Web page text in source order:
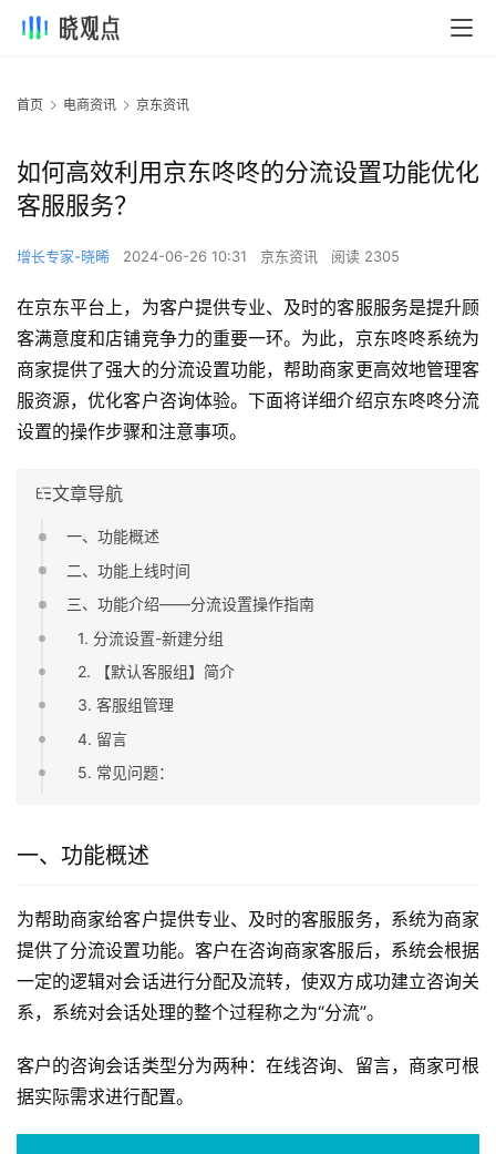
首页 电商资讯 京东资讯
如何高效利用京东咚咚的分流设置功能优化
客服服务？
增长专家-晓晞 2024-06-26 10:31 京东资讯 阅读 2305
在京东平台上，为客户提供专业、及时的客服服务是提升顾
客满意度和店铺竞争力的重要一环。为此，京东咚咚系统为
商家提供了强大的分流设置功能，帮助商家更高效地管理客
服资源，优化客户咨询体验。下面将详细介绍京东咚咚分流
设置的操作步骤和注意事项。
文章导航
一、功能概述
二、功能上线时间
三、功能介绍——分流设置操作指南
1. 分流设置-新建分组
2. 【默认客服组】简介
3. 客服组管理
4. 留言
5. 常见问题：
一、功能概述
为帮助商家给客户提供专业、及时的客服服务，系统为商家
提供了分流设置功能。客户在咨询商家客服后，系统会根据
一定的逻辑对会话进行分配及流转，使双方成功建立咨询关
系，系统对会话处理的整个过程称之为“分流”。
客户的咨询会话类型分为两种：在线咨询、留言，商家可根
据实际需求进行配置。